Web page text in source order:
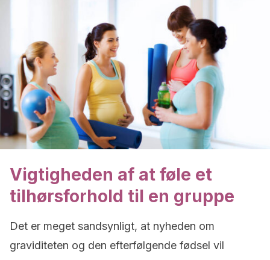
Vigtigheden af at føle et
tilhørsforhold til en gruppe
Det er meget sandsynligt, at nyheden om
graviditeten og den efterfølgende fødsel vil